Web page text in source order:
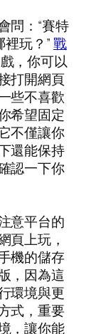
問：“賽特
玩？”戰
，你可以
打開網頁
些不喜歡
希望固定
不僅讓你
還能保持
認一下你
意平台的
頁上玩，
機的儲存
，因為這
環境與更
式，重要
，讓你能